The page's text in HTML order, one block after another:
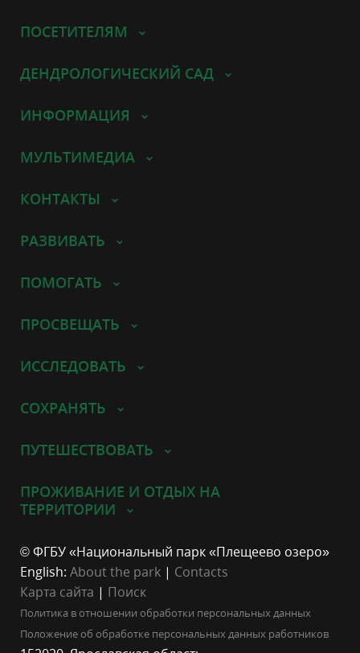
ПОСЕТИТЕЛЯМ
ДЕНДРОЛОГИЧЕСКИЙ САД
ИНФОРМАЦИЯ
МУЛЬТИМЕДИА
КОНТАКТЫ
РАЗВИВАТЬ
ПОМОГАТЬ
ПРОСВЕЩАТЬ
ИССЛЕДОВАТЬ
СОХРАНЯТЬ
ПУТЕШЕСТВОВАТЬ
ПРОЖИВАНИЕ И ОТДЫХ НА
ТЕРРИТОРИИ
© ФГБУ «Национальный парк «Плещеево озеро»
English: About the park | Contacts
Карта сайта | Поиск
Политика в отношении обработки персональных данных
Положение об обработке персональных данных работников